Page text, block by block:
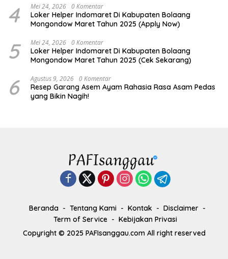
4 Mei 24, 2026 0 Komentar
Loker Helper Indomaret Di Kabupaten Bolaang
Mongondow Maret Tahun 2025 (Apply Now)
5 Mei 24, 2026 0 Komentar
Loker Helper Indomaret Di Kabupaten Bolaang
Mongondow Maret Tahun 2025 (Cek Sekarang)
6 Agustus 9, 2026 0 Komentar
Resep Garang Asem Ayam Rahasia Rasa Asam Pedas
yang Bikin Nagih!
Beranda Tentang Kami Kontak
Disclaimer
Term of Service
Kebijakan Privasi
Copyright © 2025 PAFIsanggau.com All right reserved